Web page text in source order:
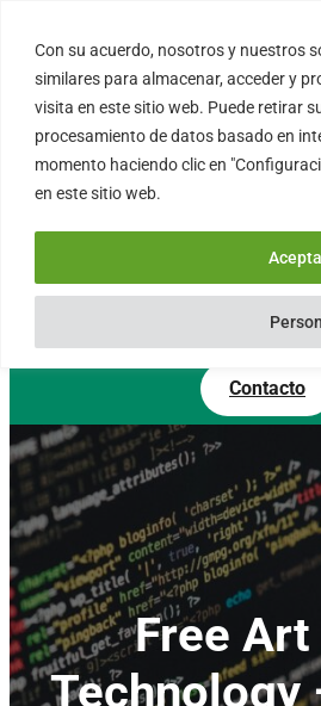
Con su acuerdo, nosotros y nuestros
similares para almacenar, acceder y
visita en este sitio web. Puede retirar
procesamiento de datos basado en
momento haciendo clic en
en este sitio web.
contenido
08004 –
Cataluña –
SLA 24 hs.
0034 – 644 79 25
Lun – Vie 9:00 AM
Contacto
Free Art
Technology